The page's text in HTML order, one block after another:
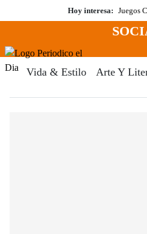
al
Hoy interesa: Juegos
Menú
Vida & Estilo Arte Y